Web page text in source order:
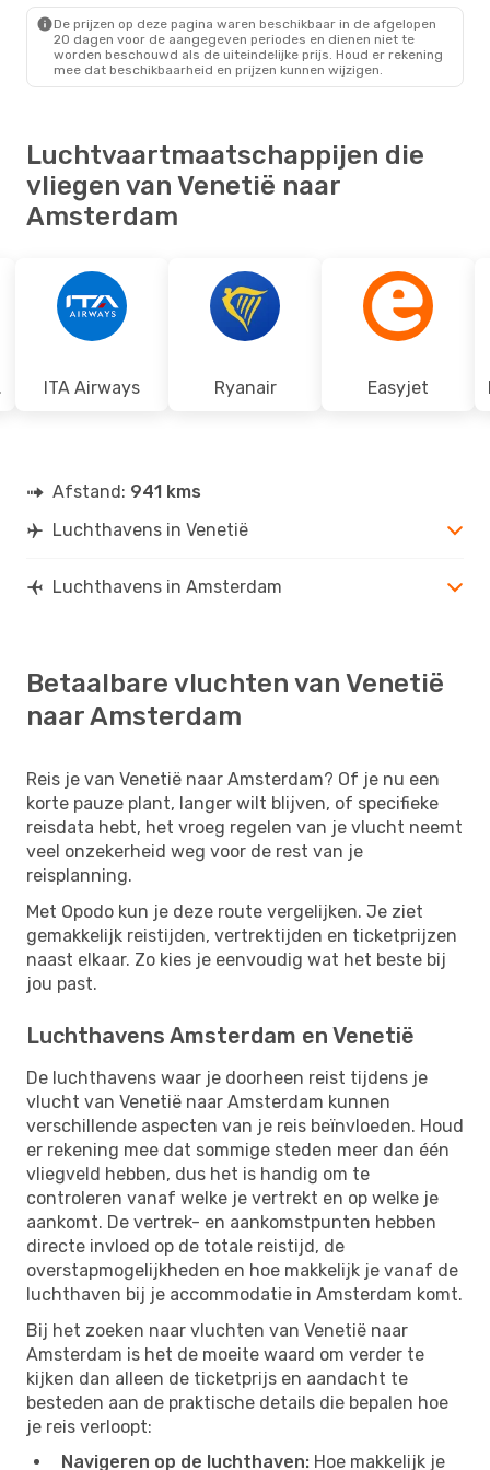
EasyjetDirect
AMS- VCE
De prijzen op deze pagina waren beschikbaar in de afgelopen
20 dagen voor de aangegeven periodes en dienen niet te
worden beschouwd als de uiteindelijke prijs. Houd er rekening
mee dat beschikbaarheid en prijzen kunnen wijzigen.
Luchtvaartmaatschappijen die
vliegen van Venetië naar
Amsterdam
ITA Airways Ryanair Easyjet
Afstand: 941 kms
Luchthavens in Venetië
Luchthavens in Amsterdam
Betaalbare vluchten van Venetië
naar Amsterdam
Reis je van Venetië naar Amsterdam? Of je nu een
korte pauze plant, langer wilt blijven, of specifieke
reisdata hebt, het vroeg regelen van je vlucht neemt
veel onzekerheid weg voor de rest van je
reisplanning.
Met Opodo kun je deze route vergelijken. Je ziet
gemakkelijk reistijden, vertrektijden en ticketprijzen
naast elkaar. Zo kies je eenvoudig wat het beste bij
jou past.
Luchthavens Amsterdam en Venetië
De luchthavens waar je doorheen reist tijdens je
vlucht van Venetië naar Amsterdam kunnen
verschillende aspecten van je reis beïnvloeden. Houd
er rekening mee dat sommige steden meer dan één
vliegveld hebben, dus het is handig om te
controleren vanaf welke je vertrekt en op welke je
aankomt. De vertrek- en aankomstpunten hebben
directe invloed op de totale reistijd, de
overstapmogelijkheden en hoe makkelijk je vanaf de
luchthaven bij je accommodatie in Amsterdam komt.
Bij het zoeken naar vluchten van Venetië naar
Amsterdam is het de moeite waard om verder te
kijken dan alleen de ticketprijs en aandacht te
besteden aan de praktische details die bepalen hoe
je reis verloopt:
Navigeren op de luchthaven: Hoe makkelijk je